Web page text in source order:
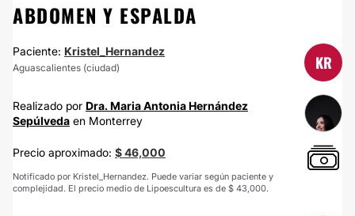
ABDOMEN Y ESPALDA
Paciente: Kristel_Hernandez
Aguascalientes (ciudad) KR
Realizado por Dra. Maria Antonia Hernández
Sepúlveda en Monterrey
Precio aproximado: $ 46,000
Notificado por Kristel_Hernandez. Puede variar según paciente y
complejidad. El precio medio de Lipoescultura es de $ 43,000.